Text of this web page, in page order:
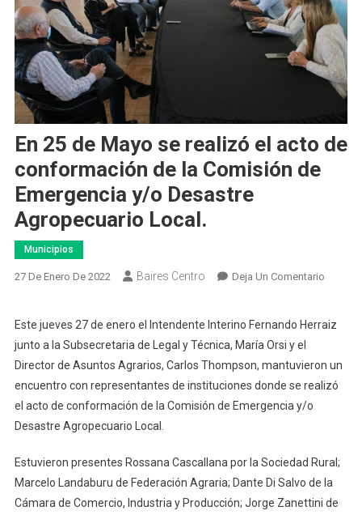
En 25 de Mayo se realizó el acto de
conformación de la Comisión de
Emergencia y/o Desastre
Agropecuario Local.
Municipios
27 De Enero De 2022 Baires Centro Deja Un ComentarioEn
De
Se
Realizó
De
La
Este jueves 27 de enero el Intendente Interino Fernando Herraiz
junto a la Subsecretaria de Legal y Técnica, María Orsi y el
Director de Asuntos Agrarios, Carlos Thompson, mantuvieron un
encuentro con representantes de instituciones donde se realizó
el acto de conformación de la Comisión de Emergencia y/o
Desastre Agropecuario Local.
Estuvieron presentes Rossana Cascallana por la Sociedad Rural;
Marcelo Landaburu de Federación Agraria; Dante Di Salvo de la
Cámara de Comercio, Industria y Producción; Jorge Zanettini de